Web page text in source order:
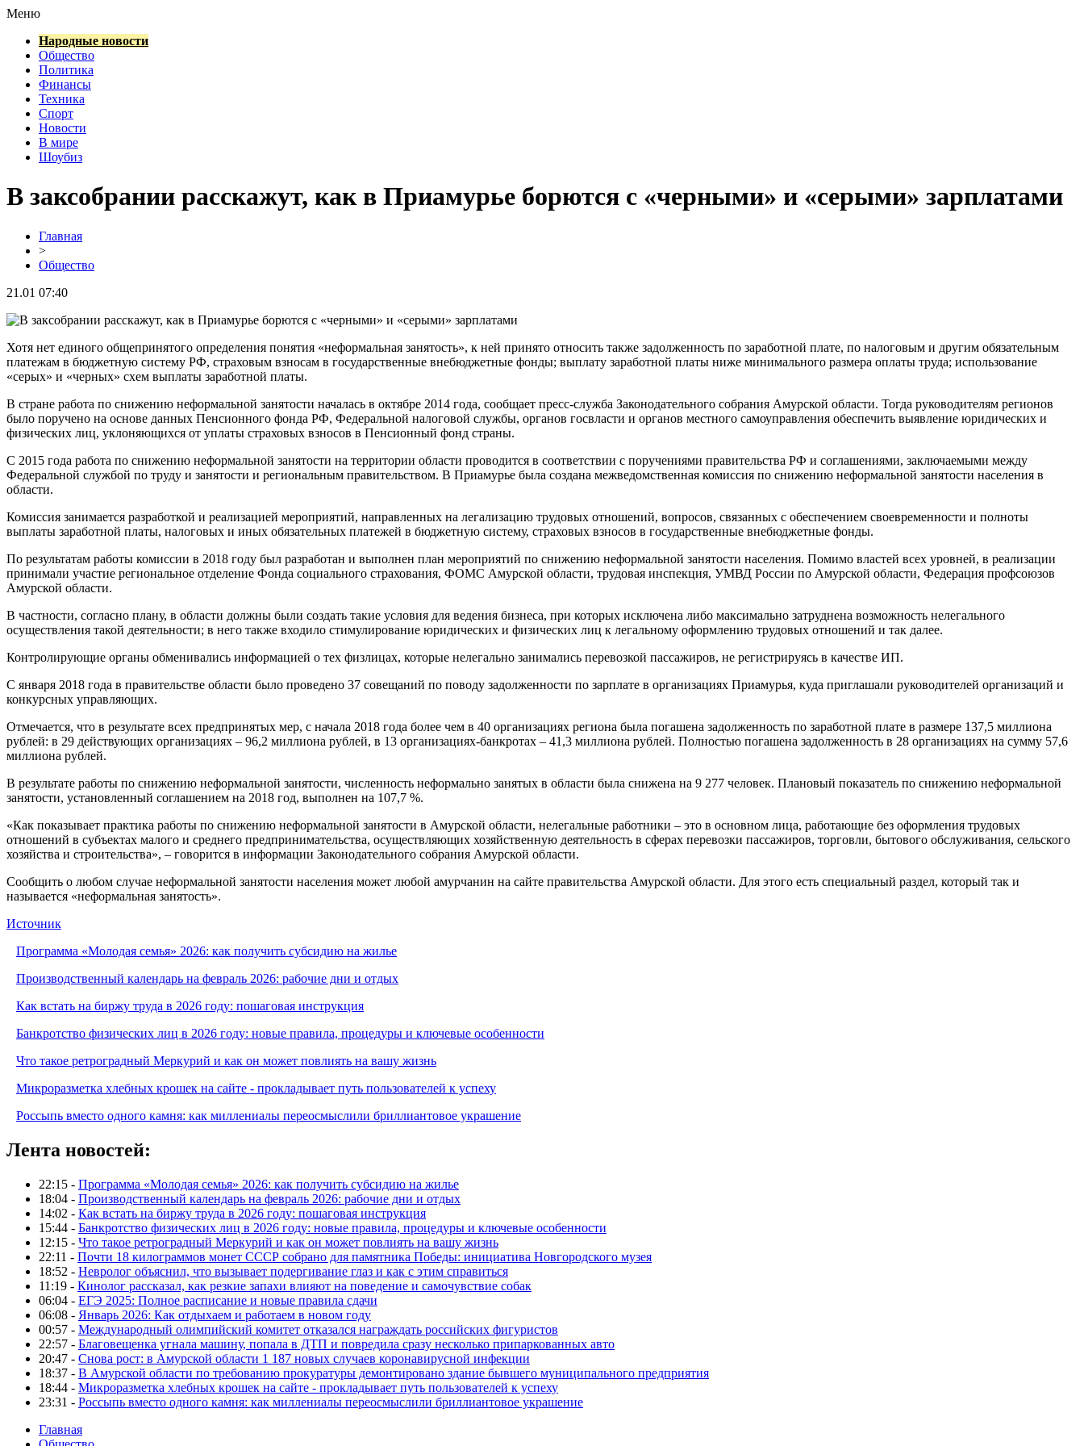
Меню
Народные новости
Общество
Политика
Финансы
Техника
Спорт
Новости
В мире
Шоубиз
В заксобрании расскажут, как в Приамурье борются с «черными» и «серыми» зарплатами
Главная
>
Общество
21.01 07:40
Хотя нет единого общепринятого определения понятия «неформальная занятость», к ней принято относить также задолженность по заработной плате, по налоговым и другим обязательным
платежам в бюджетную систему РФ, страховым взносам в государственные внебюджетные фонды; выплату заработной платы ниже минимального размера оплаты труда; использование
«серых» и «черных» схем выплаты заработной платы.
В стране работа по снижению неформальной занятости началась в октябре 2014 года, сообщает пресс-служба Законодательного собрания Амурской области. Тогда руководителям регионов
было поручено на основе данных Пенсионного фонда РФ, Федеральной налоговой службы, органов госвласти и органов местного самоуправления обеспечить выявление юридических и
физических лиц, уклоняющихся от уплаты страховых взносов в Пенсионный фонд страны.
С 2015 года работа по снижению неформальной занятости на территории области проводится в соответствии с поручениями правительства РФ и соглашениями, заключаемыми между
Федеральной службой по труду и занятости и региональным правительством. В Приамурье была создана межведомственная комиссия по снижению неформальной занятости населения в
области.
Комиссия занимается разработкой и реализацией мероприятий, направленных на легализацию трудовых отношений, вопросов, связанных с обеспечением своевременности и полноты
выплаты заработной платы, налоговых и иных обязательных платежей в бюджетную систему, страховых взносов в государственные внебюджетные фонды.
По результатам работы комиссии в 2018 году был разработан и выполнен план мероприятий по снижению неформальной занятости населения. Помимо властей всех уровней, в реализации
принимали участие региональное отделение Фонда социального страхования, ФОМС Амурской области, трудовая инспекция, УМВД России по Амурской области, Федерация профсоюзов
Амурской области.
В частности, согласно плану, в области должны были создать такие условия для ведения бизнеса, при которых исключена либо максимально затруднена возможность нелегального
осуществления такой деятельности; в него также входило стимулирование юридических и физических лиц к легальному оформлению трудовых отношений и так далее.
Контролирующие органы обменивались информацией о тех физлицах, которые нелегально занимались перевозкой пассажиров, не регистрируясь в качестве ИП.
С января 2018 года в правительстве области было проведено 37 совещаний по поводу задолженности по зарплате в организациях Приамурья, куда приглашали руководителей организаций и
конкурсных управляющих.
Отмечается, что в результате всех предпринятых мер, с начала 2018 года более чем в 40 организациях региона была погашена задолженность по заработной плате в размере 137,5 миллиона
рублей: в 29 действующих организациях – 96,2 миллиона рублей, в 13 организациях-банкротах – 41,3 миллиона рублей. Полностью погашена задолженность в 28 организациях на сумму 57,6
миллиона рублей.
В результате работы по снижению неформальной занятости, численность неформально занятых в области была снижена на 9 277 человек. Плановый показатель по снижению неформальной
занятости, установленный соглашением на 2018 год, выполнен на 107,7 %.
«Как показывает практика работы по снижению неформальной занятости в Амурской области, нелегальные работники – это в основном лица, работающие без оформления трудовых
отношений в субъектах малого и среднего предпринимательства, осуществляющих хозяйственную деятельность в сферах перевозки пассажиров, торговли, бытового обслуживания, сельского
хозяйства и строительства», – говорится в информации Законодательного собрания Амурской области.
Сообщить о любом случае неформальной занятости населения может любой амурчанин на сайте правительства Амурской области. Для этого есть специальный раздел, который так и
называется «неформальная занятость».
Источник
Программа «Молодая семья» 2026: как получить субсидию на жилье
Производственный календарь на февраль 2026: рабочие дни и отдых
Как встать на биржу труда в 2026 году: пошаговая инструкция
Банкротство физических лиц в 2026 году: новые правила, процедуры и ключевые особенности
Что такое ретроградный Меркурий и как он может повлиять на вашу жизнь
Микроразметка хлебных крошек на сайте - прокладывает путь пользователей к успеху
Россыпь вместо одного камня: как миллениалы переосмыслили бриллиантовое украшение
Лента новостей:
22:15 - Программа «Молодая семья» 2026: как получить субсидию на жилье
18:04 - Производственный календарь на февраль 2026: рабочие дни и отдых
14:02 - Как встать на биржу труда в 2026 году: пошаговая инструкция
15:44 - Банкротство физических лиц в 2026 году: новые правила, процедуры и ключевые особенности
12:15 - Что такое ретроградный Меркурий и как он может повлиять на вашу жизнь
22:11 - Почти 18 килограммов монет СССР собрано для памятника Победы: инициатива Новгородского музея
18:52 - Невролог объяснил, что вызывает подергивание глаз и как с этим справиться
11:19 - Кинолог рассказал, как резкие запахи влияют на поведение и самочувствие собак
06:04 - ЕГЭ 2025: Полное расписание и новые правила сдачи
06:08 - Январь 2026: Как отдыхаем и работаем в новом году
00:57 - Международный олимпийский комитет отказался награждать российских фигуристов
22:57 - Благовещенка угнала машину, попала в ДТП и повредила сразу несколько припаркованных авто
20:47 - Снова рост: в Амурской области 1 187 новых случаев коронавирусной инфекции
18:37 - В Амурской области по требованию прокуратуры демонтировано здание бывшего муниципального предприятия
18:44 - Микроразметка хлебных крошек на сайте - прокладывает путь пользователей к успеху
23:31 - Россыпь вместо одного камня: как миллениалы переосмыслили бриллиантовое украшение
Главная